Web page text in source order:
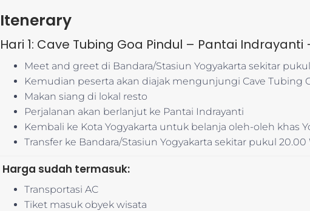
Itenerary
Hari 1: Cave Tubing Goa Pindul – Pantai
Meet and greet di Bandara/Stasiun Yogyakarta sekitar
Kemudian peserta akan diajak mengunjungi Cave Tubing
Makan siang di lokal resto
Perjalanan akan berlanjut ke Pantai Indrayanti
Kembali ke Kota Yogyakarta untuk belanja oleh-oleh khas
Transfer ke Bandara/Stasiun Yogyakarta sekitar pukul 20.00
Harga sudah termasuk:
Transportasi AC
Tiket masuk obyek wisata